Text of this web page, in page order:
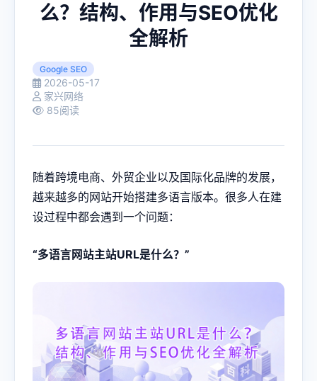
么？结构、作用与SEO优化
全解析
Google SEO
2026-05-17
家兴网络
85阅读
随着跨境电商、外贸企业以及国际化品牌的发展，
越来越多的网站开始搭建多语言版本。很多人在建
设过程中都会遇到一个问题：
“多语言网站主站URL是什么？”